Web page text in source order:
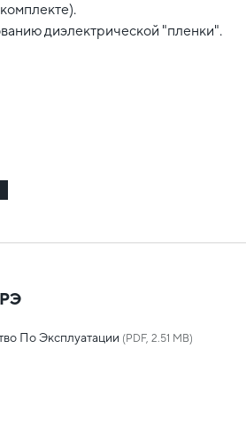
диэлектрической "пленки".
По Эксплуатации (PDF, 2.51 MB)